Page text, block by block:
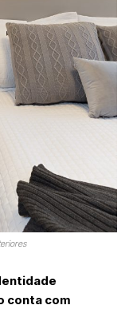
conta com